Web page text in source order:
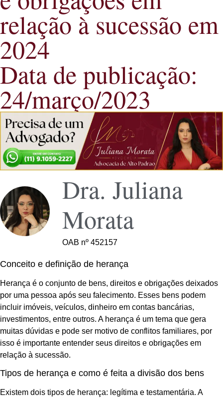
relação à sucessão em
2024
Data de publicação:
24/março/2023
Dra. Juliana
Morata
OAB nº 452157
Conceito e definição de herança
Herança é o conjunto de bens, direitos e obrigações deixados
por uma pessoa após seu falecimento. Esses bens podem
incluir imóveis, veículos, dinheiro em contas bancárias,
investimentos, entre outros. A herança é um tema que gera
muitas dúvidas e pode ser motivo de conflitos familiares, por
isso é importante entender seus direitos e obrigações em
relação à sucessão.
Tipos de herança e como é feita a divisão dos bens
Existem dois tipos de herança: legítima e testamentária. A